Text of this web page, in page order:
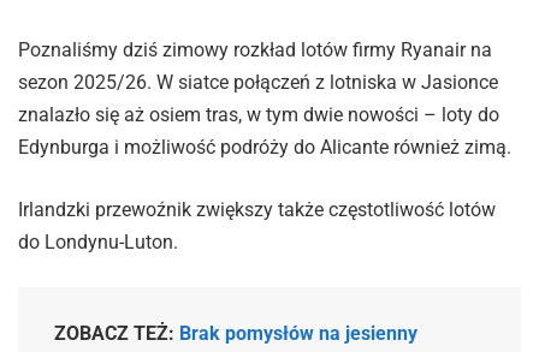
Poznaliśmy dziś zimowy rozkład lotów firmy Ryanair na
sezon 2025/26. W siatce połączeń z lotniska w Jasionce
znalazło się aż osiem tras, w tym dwie nowości – loty do
Edynburga i możliwość podróży do Alicante również zimą.
Irlandzki przewoźnik zwiększy także częstotliwość lotów
do Londynu-Luton.
ZOBACZ TEŻ: Brak pomysłów na jesienny